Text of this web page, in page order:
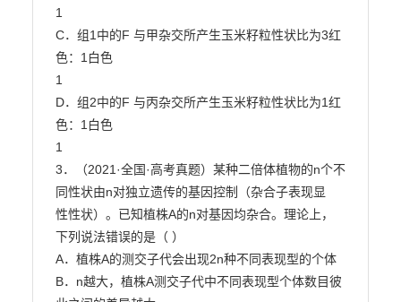
1
C．组1中的F 与甲杂交所产生玉米籽粒性状比为3红
色：1白色
1
D．组2中的F 与丙杂交所产生玉米籽粒性状比为1红
色：1白色
1
3．（2021·全国·高考真题）某种二倍体植物的n个不
同性状由n对独立遗传的基因控制（杂合子表现显
性性状）。已知植株A的n对基因均杂合。理论上，
下列说法错误的是（ ）
A．植株A的测交子代会出现2n种不同表现型的个体
B．n越大，植株A测交子代中不同表现型个体数目彼